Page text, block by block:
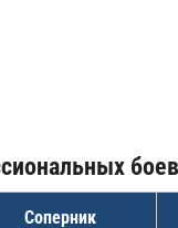
боев
Соперник